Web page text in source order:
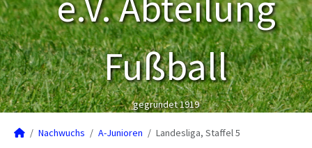
Fußball
gegründet 1919
Nachwuchs A-Junioren Landesliga, Staffel 5